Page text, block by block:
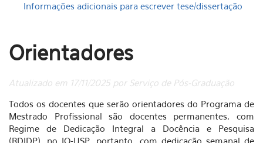
Informações adicionais para escrever tese/dissertação
Orientadores
Atualizado em 17/11/2025 por Serviço de Pós-Graduação
Todos os docentes que serão orientadores do Programa de
Mestrado Profissional são docentes permanentes, com
Regime de Dedicação Integral a Docência e Pesquisa
(RDIDP), no IQ-USP, portanto, com dedicação semanal de